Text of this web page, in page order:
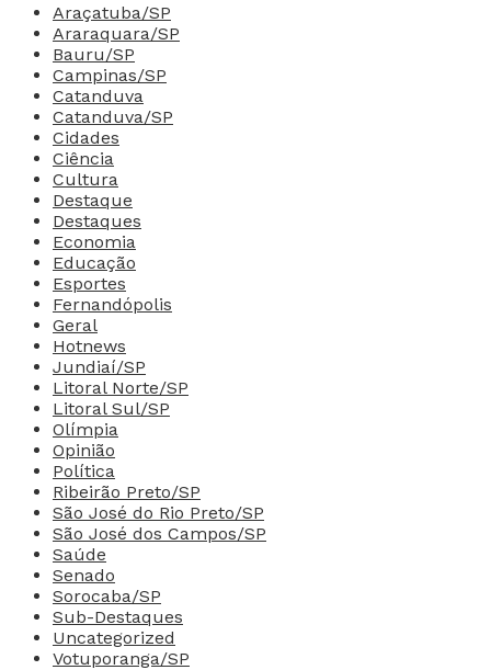
Araçatuba/SP
Araraquara/SP
Bauru/SP
Campinas/SP
Catanduva
Catanduva/SP
Cidades
Ciência
Cultura
Destaque
Destaques
Economia
Educação
Esportes
Fernandópolis
Geral
Hotnews
Jundiaí/SP
Litoral Norte/SP
Litoral Sul/SP
Olímpia
Opinião
Política
Ribeirão Preto/SP
São José do Rio Preto/SP
São José dos Campos/SP
Saúde
Senado
Sorocaba/SP
Sub-Destaques
Uncategorized
Votuporanga/SP